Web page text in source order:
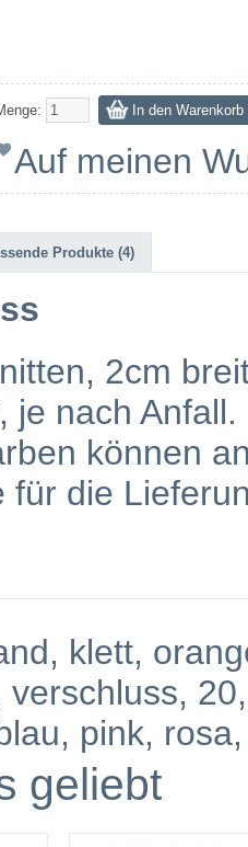
Auf meinen
Produkte (4)
2cm
je nach
können
für die
, klett,
verschluss, 20
, pink, rosa,
geliebt